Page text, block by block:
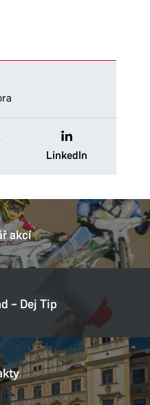
LinkedIn
akcí
– Dej Tip